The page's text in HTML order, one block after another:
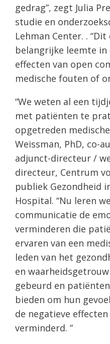
gedrag”, zegt Julia
studie en
Lehman Center. .
belangrijke leemte in
effecten van open
medische fouten of
“We weten al een
met patiënten te
opgetreden medische
Weissman, PhD, co-
adjunct-directeur /
directeur, Centrum
publiek Gezondheid
Hospital. “Nu leren
communicatie de
verminderen die
ervaren van een
leden van het
en
gebeurd en
bieden om hun
de negatieve
verminderd. ”